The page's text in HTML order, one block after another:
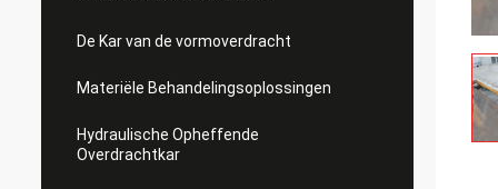
De Kar van de vormoverdracht
Materiële Behandelingsoplossingen
Hydraulische Opheffende
Overdrachtkar